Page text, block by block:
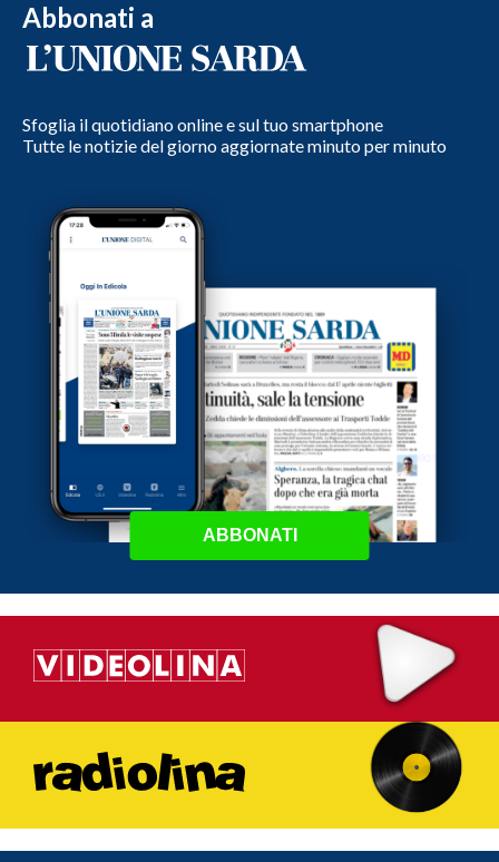
Abbonati a
Sfoglia il quotidiano online e sul tuo smartphone
Tutte le notizie del giorno aggiornate minuto per minuto
ABBONATI